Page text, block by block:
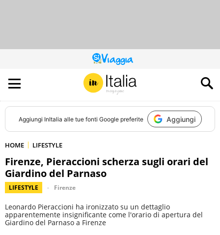
QUESTO
SITO
CONTRIBUISCE
ALL’AUDIENCE
DI
Aggiungi InItalia alle tue fonti Google preferite Aggiungi
HOME LIFESTYLE
Firenze, Pieraccioni scherza sugli orari del
Giardino del Parnaso
LIFESTYLE Firenze
Leonardo Pieraccioni ha ironizzato su un dettaglio
apparentemente insignificante come l'orario di apertura del
Giardino del Parnaso a Firenze